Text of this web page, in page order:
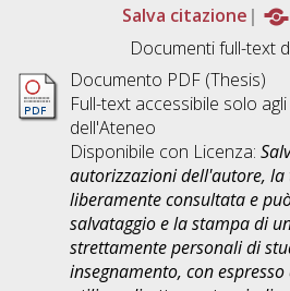
Salva citazione
Documenti full-text
Documento PDF (Thesis)
Full-text accessibile solo
dell'Ateneo
Disponibile con Licenza:
autorizzazioni dell'autore, la
liberamente consultata e
salvataggio e la stampa di
strettamente personali di
insegnamento, con